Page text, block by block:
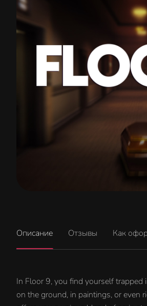
Описание Отзывы Как
In Floor 9, you find yourself trapped
on the ground, in paintings, or even